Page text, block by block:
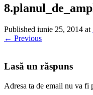
Published iunie 25, 2014 at
← Previous
Lasă un răspuns
Adresa ta de email nu va fi